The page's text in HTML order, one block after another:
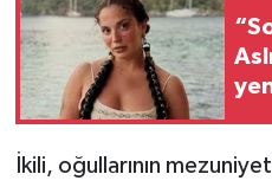
İkili, oğullarının